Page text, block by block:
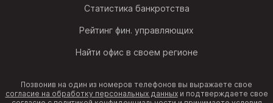
Статистика банкротства
Рейтинг фин. управляющих
Найти офис в своем регионе
Позвонив на один из номеров телефонов вы выражаете свое
согласие на обработку персональных данныхи подтверждаете свое